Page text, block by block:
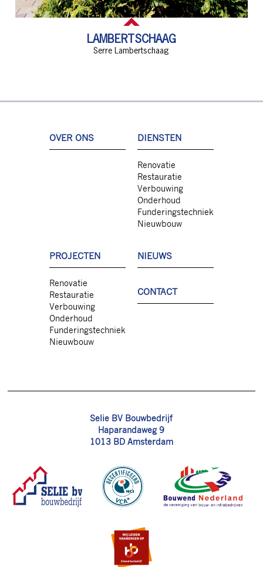
LAMBERTSCHAAG
Serre Lambertschaag
OVER ONS DIENSTEN
Renovatie
Restauratie
Verbouwing
Onderhoud
Funderingstechniek
Nieuwbouw
PROJECTEN
Renovatie
Restauratie
Verbouwing
Onderhoud
Funderingstechniek
Nieuwbouw
NIEUWS
CONTACT
Selie BV Bouwbedrijf
Haparandaweg 9
1013 BD Amsterdam